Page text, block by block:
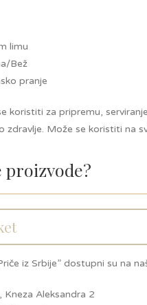
limu
Bež
pranje
koristiti za pripremu,
Može se koristiti na
proizvode?
iz Srbije” dostupni su na
Kneza Aleksandra 2